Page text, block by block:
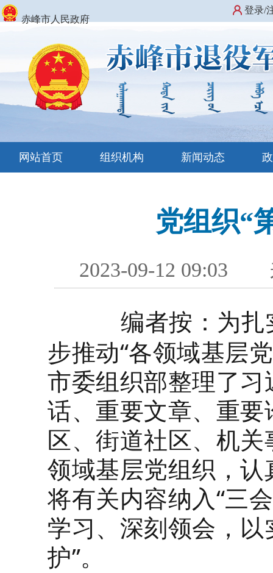
赤峰市人民政府
登录/
网站首页 组织机构 新闻动态
党组织“
2023-09-12 09:03
编者按：为扎
步推动“各领域基层
市委组织部整理了
话、重要文章、重
区、街道社区、机
领域基层党组织，认
将有关内容纳入“三
学习、深刻领会，以
护”。